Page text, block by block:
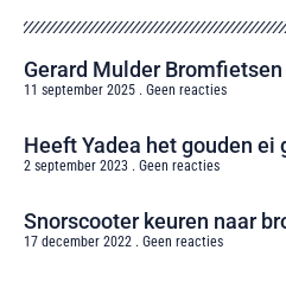
Gerard Mulder
11 september 2025 Geen reacties
Heeft Yadea het gouden ei
2 september 2023 Geen reacties
Snorscooter keuren naar
17 december 2022 Geen reacties